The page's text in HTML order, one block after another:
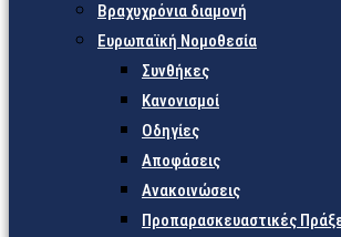
Βραχυχρόνια διαμονή
Ευρωπαϊκή Νομοθεσία
Συνθήκες
Κανονισμοί
Οδηγίες
Αποφάσεις
Ανακοινώσεις
Προπαρασκευαστικές